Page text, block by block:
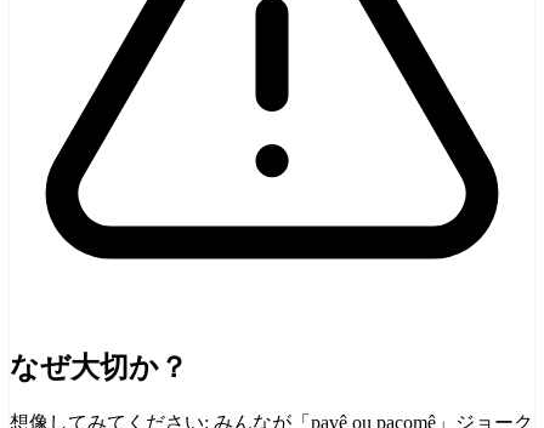
なぜ大切か？
想像してみてください: みんなが「pavê ou pacomê」ジョーク